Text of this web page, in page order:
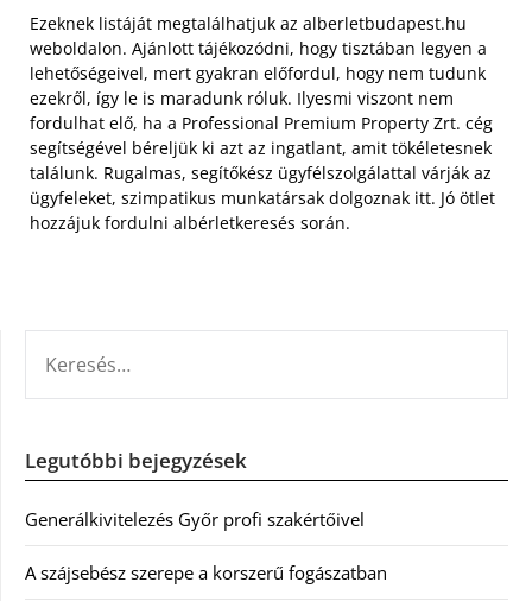
Ezeknek listáját megtalálhatjuk az alberletbudapest.hu
weboldalon. Ajánlott tájékozódni, hogy tisztában legyen a
lehetőségeivel, mert gyakran előfordul, hogy nem tudunk
ezekről, így le is maradunk róluk. Ilyesmi viszont nem
fordulhat elő, ha a Professional Premium Property Zrt. cég
segítségével béreljük ki azt az ingatlant, amit tökéletesnek
találunk. Rugalmas, segítőkész ügyfélszolgálattal várják az
ügyfeleket, szimpatikus munkatársak dolgoznak itt. Jó ötlet
hozzájuk fordulni albérletkeresés során.
Legutóbbi bejegyzések
Generálkivitelezés Győr profi szakértőivel
A szájsebész szerepe a korszerű fogászatban